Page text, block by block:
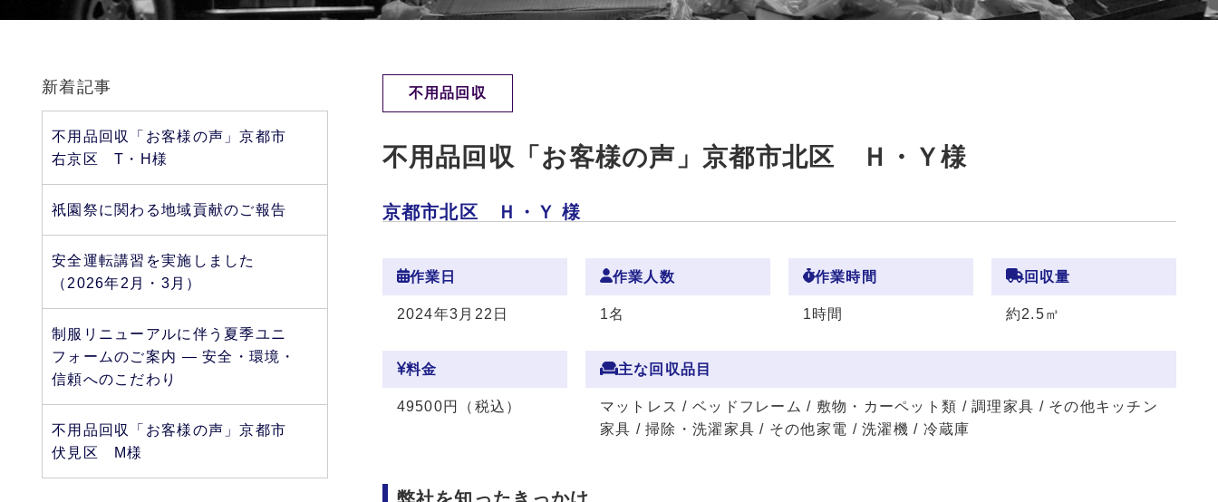
不用品回収
不用品回収「お客様の声」京都市北区 Ｈ・Ｙ様
京都市北区 Ｈ・Ｙ 様
作業日
2024年3月22日
作業人数
1名
作業時間
1時間
回収量
約2.5㎥
料金
49500円（税込）
主な回収品目
マットレス / ベッドフレーム / 敷物・カーペット類 / 調理家具 / その他キッチン
家具 / 掃除・洗濯家具 / その他家電 / 洗濯機 / 冷蔵庫
新着記事
不用品回収「お客様の声」京都市
右京区 T・H様
祇園祭に関わる地域貢献のご報告
安全運転講習を実施しました
（2026年2月・3月）
制服リニューアルに伴う夏季ユニ
フォームのご案内 ― 安全・環境・
信頼へのこだわり
不用品回収「お客様の声」京都市
伏見区 M様